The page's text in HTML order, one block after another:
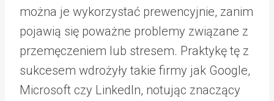
można je wykorzystać prewencyjnie, zanim
pojawią się poważne problemy związane z
przemęczeniem lub stresem. Praktykę tę z
sukcesem wdrożyły takie firmy jak Google,
Microsoft czy LinkedIn, notując znaczący